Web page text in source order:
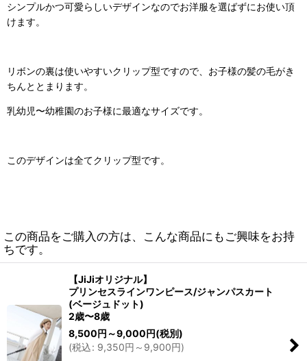
シンプルかつ可愛らしいデザインなのでお洋服を選ばずにお使い頂
けます。
リボンの裏は使いやすいクリップ型ですので、お子様の髪の毛がき
ちんととまります。
乳幼児〜幼稚園のお子様に最適なサイズです。
このデザインは全てクリップ型です。
この商品をご購入の方は、こんな商品にもご興味をお持
ちです。
【JiJiオリジナル】
プリンセスラインワンピース/ジャンパスカート
(ベージュドット)
2歳〜8歳
8,500 円 ～9,000 円(税別)
(税込: 9,350円 ～9,900円)